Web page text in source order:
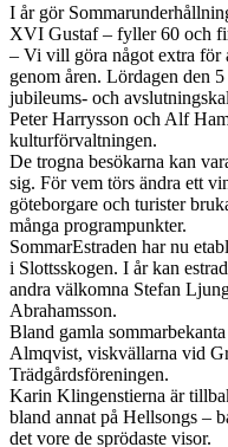
I år gör
XVI Gustaf – fyller 60 och
– Vi vill göra något extra för
genom åren. Lördagen den
jubileums- och
Peter Harrysson och Alf
kulturförvaltningen.
De trogna besökarna kan
sig. För vem törs ändra ett
göteborgare och turister
många programpunkter.
SommarEstraden har nu
i Slottsskogen. I år kan
andra välkomna Stefan
Abrahamsson.
Bland gamla
Almqvist, viskvällarna vid
Trädgårdsföreningen.
Karin Klingenstierna är
bland annat på Hellsongs –
det vore de sprödaste visor.